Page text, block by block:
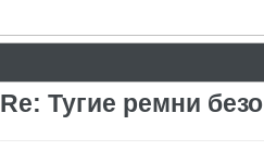
Re: Тугие ремни